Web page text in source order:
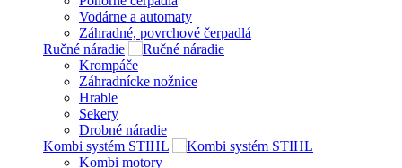
Vodárne a automaty
Záhradné, povrchové čerpadlá
Ručné náradie
Krompáče
Záhradnícke nožnice
Hrable
Sekery
Drobné náradie
Kombi systém STIHL
Kombi motory